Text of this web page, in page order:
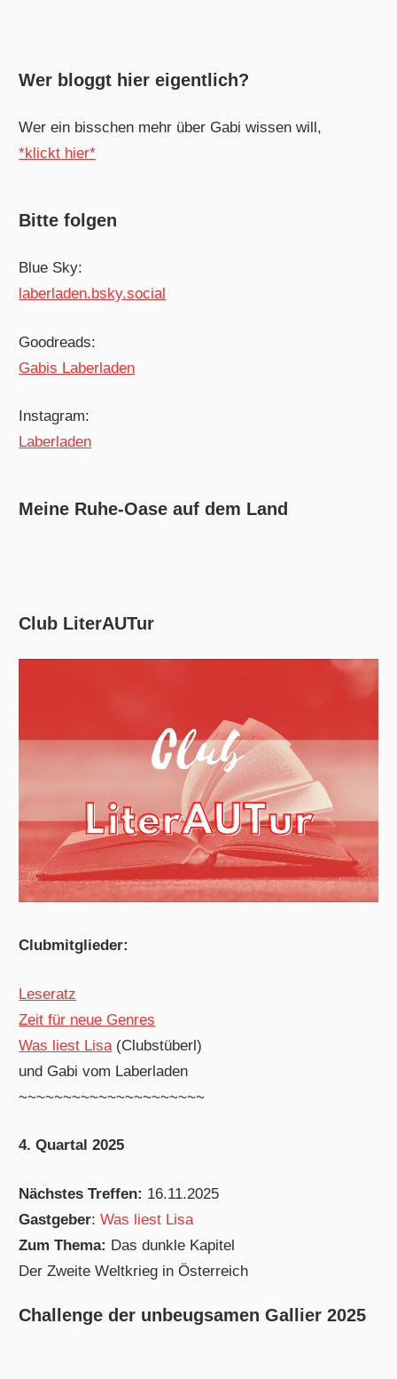
Wer bloggt hier eigentlich?
Wer ein bisschen mehr über Gabi wissen will,
*klickt hier*
Bitte folgen
Blue Sky:
laberladen.bsky.social
Goodreads:
Gabis Laberladen
Instagram:
Laberladen
Meine Ruhe-Oase auf dem Land
Club LiterAUTur
Clubmitglieder:
Leseratz
Zeit für neue Genres
Was liest Lisa (Clubstüberl)
und Gabi vom Laberladen
~~~~~~~~~~~~~~~~~~~~~
4. Quartal 2025
Nächstes Treffen: 16.11.2025
Gastgeber:Was liest Lisa
Zum Thema: Das dunkle Kapitel
Der Zweite Weltkrieg in Österreich
Challenge der unbeugsamen Gallier 2025